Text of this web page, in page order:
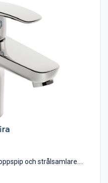
och strålsamlare.